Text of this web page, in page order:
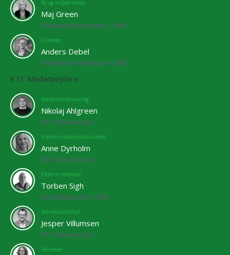
By og miljødirektør
Maj Green
Gladsaxe Kommune - 3460
Direktør
Anders Debel
Holstebro Kommune - 3872
KTC Medarbejdere
Konferenceansvarlig
Nikolaj Ahlgreen
KTC Sekretariat
Kommunikationskonsulent
Anne Dyrholm
KTC Sekretariat
Ekstern redaktør
Torben Sigh
TechMedia A/S - 6769
Sekretariatschef
Jesper Villumsen
KTC Sekretariat
Sekretær